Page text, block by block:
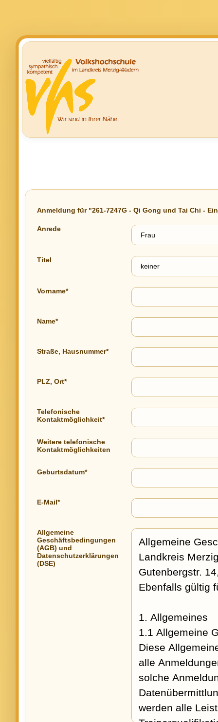
Anmeldung für "261-7247G - Qi Gong und Tai Chi -
Anrede
Titel
Vorname*
Name*
Straße, Hausnummer*
PLZ, Ort*
Telefonische
Kontaktmöglichkeit*
Weitere telefonische
Kontaktmöglichkeiten
Geburtsdatum*
E-Mail*
Allgemeine
Geschäftsbedingungen
(AGB) und
Datenschutzerklärungen
(DSE)